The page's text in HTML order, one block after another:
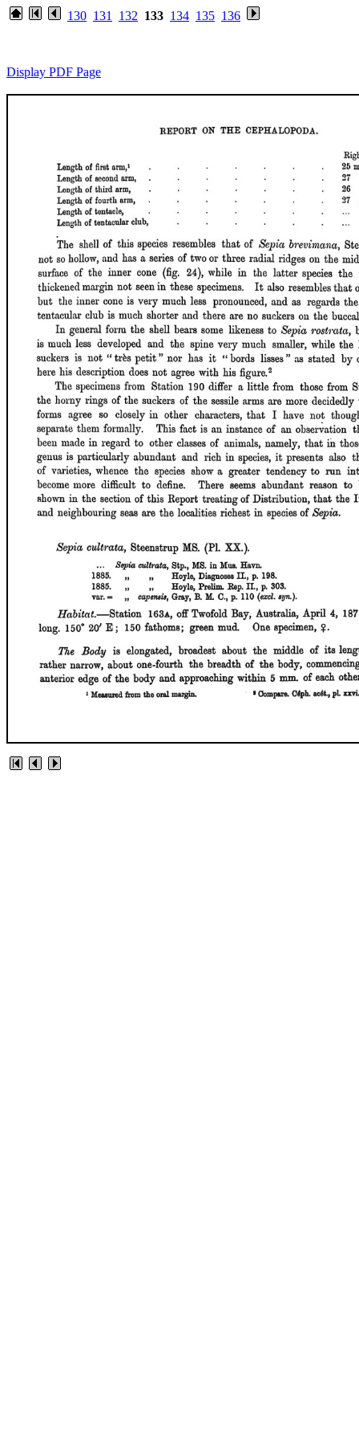
130 131 132 133 134 135 136
Display PDF Page